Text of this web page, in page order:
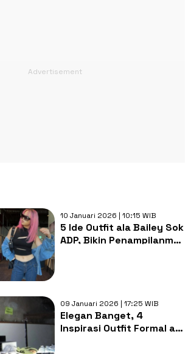
10 Januari 2026 | 10:15 WIB
5 Ide Outfit ala Bailey Sok
ADP, Bikin Penampilanmu
09 Januari 2026 | 17:25 WIB
Elegan Banget, 4
Inspirasi Outfit Formal ala